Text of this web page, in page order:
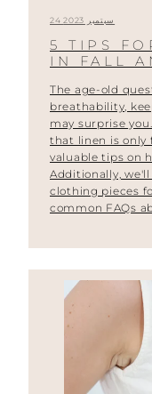
24 سبتمبر 2023
5 TIPS
IN FALL
The age-old
breathability,
may surprise
that linen is only
valuable tips on
Additionally,
clothing pieces
common FAQs